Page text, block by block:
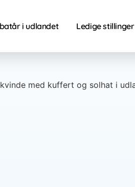
i udlandet Ledige stillinger